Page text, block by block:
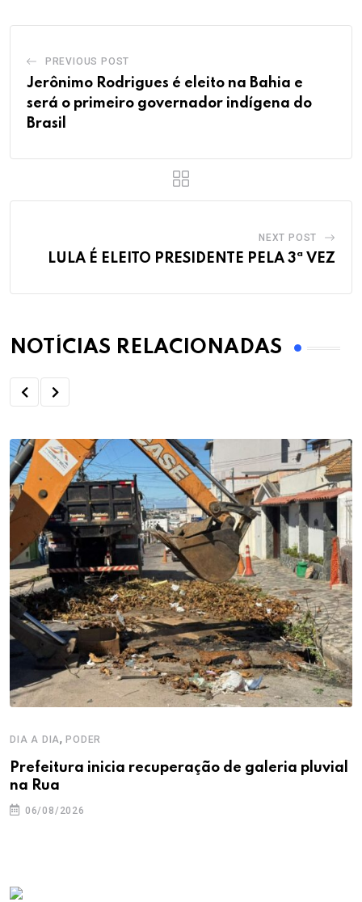
PREVIOUS POST
Jerônimo Rodrigues é eleito na Bahia e
será o primeiro governador indígena do
Brasil
NEXT POST
LULA É ELEITO PRESIDENTE PELA 3ª VEZ
NOTÍCIAS RELACIONADAS
DIA A DIA,PODER
Prefeitura inicia recuperação de galeria pluvial
na Rua
06/08/2026